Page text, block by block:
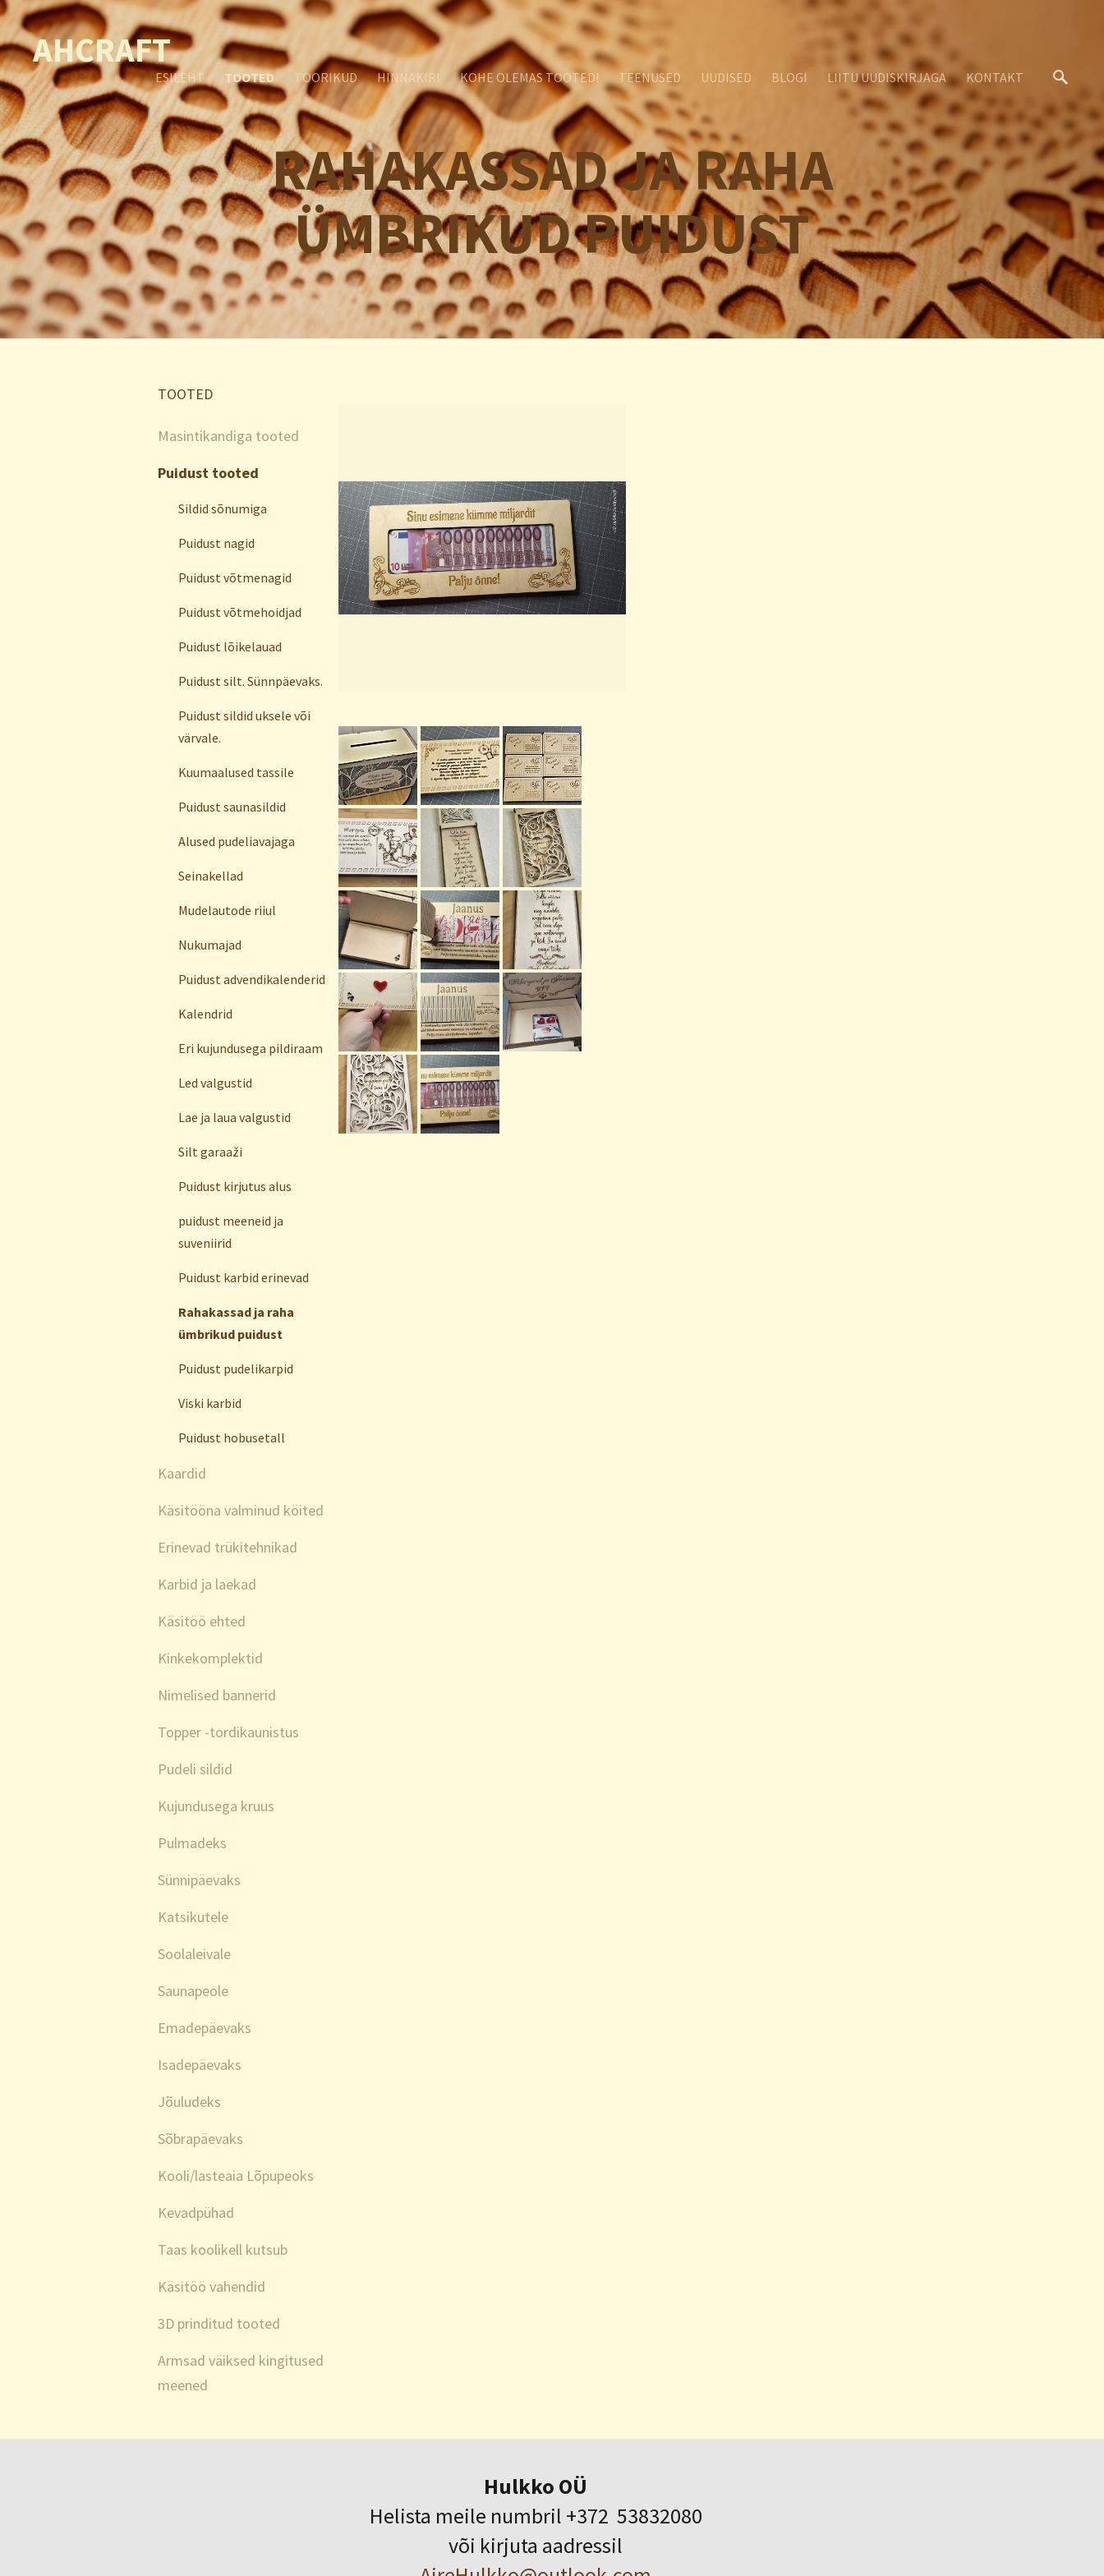
AHCRAFT
ESILEHT TOOTED TOORIKUD HINNAKIRI KOHE OLEMAS TOOTED! TEENUSED UUDISED BLOGI LIITU UUDISKIRJAGA KONTAKT
RAHAKASSAD JA RAHA
ÜMBRIKUD PUIDUST
TOOTED
Masintikandiga tooted
Puidust tooted
Sildid sõnumiga
Puidust nagid
Puidust võtmenagid
Puidust võtmehoidjad
Puidust lõikelauad
Puidust silt. Sünnpäevaks.
Puidust sildid uksele või
värvale.
Kuumaalused tassile
Puidust saunasildid
Alused pudeliavajaga
Seinakellad
Mudelautode riiul
Nukumajad
Puidust advendikalenderid
Kalendrid
Eri kujundusega pildiraam
Led valgustid
Lae ja laua valgustid
Silt garaaži
Puidust kirjutus alus
puidust meeneid ja
suveniirid
Puidust karbid erinevad
Rahakassad ja raha
ümbrikud puidust
Puidust pudelikarpid
Viski karbid
Puidust hobusetall
Kaardid
Käsitööna valminud köited
Erinevad trükitehnikad
Karbid ja laekad
Käsitöö ehted
Kinkekomplektid
Nimelised bannerid
Topper -tordikaunistus
Pudeli sildid
Kujundusega kruus
Pulmadeks
Sünnipäevaks
Katsikutele
Soolaleivale
Saunapeole
Emadepäevaks
Isadepäevaks
Jõuludeks
Sõbrapäevaks
Kooli/lasteaia Lõpupeoks
Kevadpühad
Taas koolikell kutsub
Käsitöö vahendid
3D prinditud tooted
Armsad väiksed kingitused
meened
Hulkko OÜ
Helista meile numbril +372 53832080
või kirjuta aadressil